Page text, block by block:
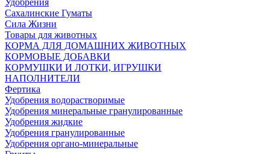
Удобрения
Сахалинские Гуматы
Сила Жизни
Товары для животных
КОРМА ДЛЯ ДОМАШНИХ ЖИВОТНЫХ
КОРМОВЫЕ ДОБАВКИ
КОРМУШКИ И ЛОТКИ, ИГРУШКИ
НАПОЛНИТЕЛИ
Фертика
Удобрения водорастворимые
Удобрения минеральные гранулированные
Удобрения жидкие
Удобрения гранулированные
Удобрения органо-минеральные